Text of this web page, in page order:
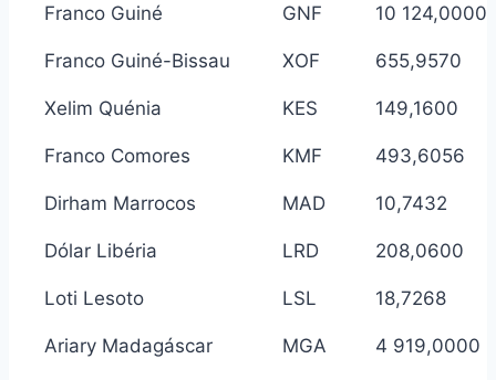
Franco Guiné GNF 10 124,0000
Franco Guiné-Bissau XOF 655,9570
Xelim Quénia KES 149,1600
Franco Comores KMF 493,6056
Dirham Marrocos MAD 10,7432
Dólar Libéria LRD 208,0600
Loti Lesoto LSL 18,7268
Ariary Madagáscar MGA 4 919,0000